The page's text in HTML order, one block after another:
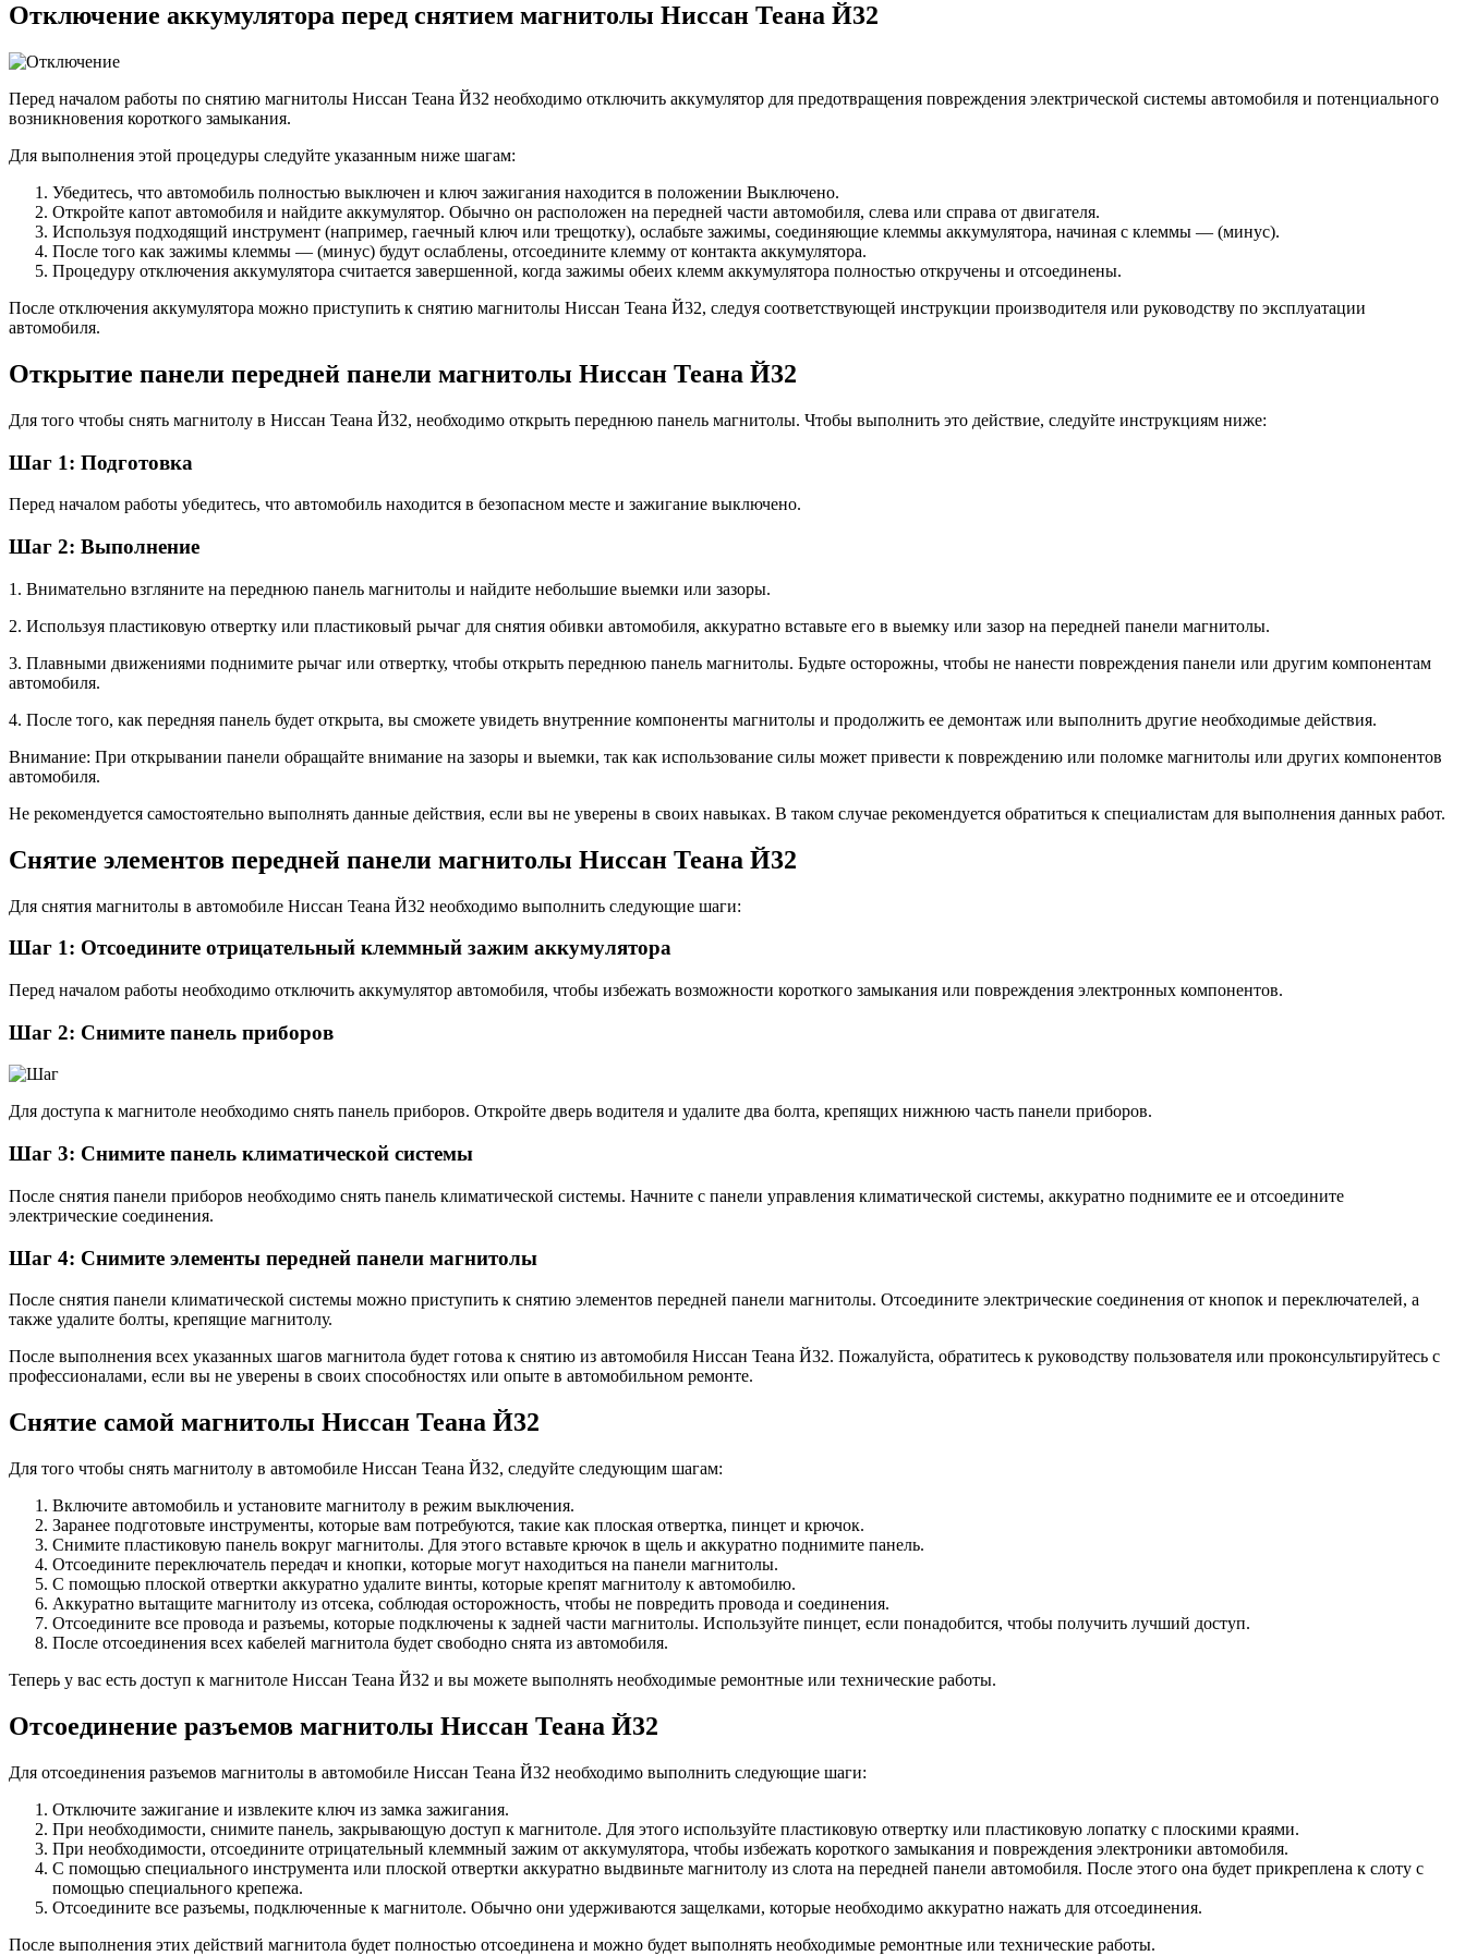
Отключение аккумулятора перед снятием магнитолы Ниссан Теана Й32
Перед началом работы по снятию магнитолы Ниссан Теана Й32 необходимо отключить аккумулятор для предотвращения повреждения электрической системы автомобиля и потенциального
возникновения короткого замыкания.
Для выполнения этой процедуры следуйте указанным ниже шагам:
Убедитесь, что автомобиль полностью выключен и ключ зажигания находится в положении Выключено.
Откройте капот автомобиля и найдите аккумулятор. Обычно он расположен на передней части автомобиля, слева или справа от двигателя.
Используя подходящий инструмент (например, гаечный ключ или трещотку), ослабьте зажимы, соединяющие клеммы аккумулятора, начиная с клеммы — (минус).
После того как зажимы клеммы — (минус) будут ослаблены, отсоедините клемму от контакта аккумулятора.
Процедуру отключения аккумулятора считается завершенной, когда зажимы обеих клемм аккумулятора полностью откручены и отсоединены.
После отключения аккумулятора можно приступить к снятию магнитолы Ниссан Теана Й32, следуя соответствующей инструкции производителя или руководству по эксплуатации
автомобиля.
Открытие панели передней панели магнитолы Ниссан Теана Й32
Для того чтобы снять магнитолу в Ниссан Теана Й32, необходимо открыть переднюю панель магнитолы. Чтобы выполнить это действие, следуйте инструкциям ниже:
Шаг 1: Подготовка
Перед началом работы убедитесь, что автомобиль находится в безопасном месте и зажигание выключено.
Шаг 2: Выполнение
1. Внимательно взгляните на переднюю панель магнитолы и найдите небольшие выемки или зазоры.
2. Используя пластиковую отвертку или пластиковый рычаг для снятия обивки автомобиля, аккуратно вставьте его в выемку или зазор на передней панели магнитолы.
3. Плавными движениями поднимите рычаг или отвертку, чтобы открыть переднюю панель магнитолы. Будьте осторожны, чтобы не нанести повреждения панели или другим компонентам
автомобиля.
4. После того, как передняя панель будет открыта, вы сможете увидеть внутренние компоненты магнитолы и продолжить ее демонтаж или выполнить другие необходимые действия.
Внимание: При открывании панели обращайте внимание на зазоры и выемки, так как использование силы может привести к повреждению или поломке магнитолы или других компонентов
автомобиля.
Не рекомендуется самостоятельно выполнять данные действия, если вы не уверены в своих навыках. В таком случае рекомендуется обратиться к специалистам для выполнения данных работ.
Снятие элементов передней панели магнитолы Ниссан Теана Й32
Для снятия магнитолы в автомобиле Ниссан Теана Й32 необходимо выполнить следующие шаги:
Шаг 1: Отсоедините отрицательный клеммный зажим аккумулятора
Перед началом работы необходимо отключить аккумулятор автомобиля, чтобы избежать возможности короткого замыкания или повреждения электронных компонентов.
Шаг 2: Снимите панель приборов
Для доступа к магнитоле необходимо снять панель приборов. Откройте дверь водителя и удалите два болта, крепящих нижнюю часть панели приборов.
Шаг 3: Снимите панель климатической системы
После снятия панели приборов необходимо снять панель климатической системы. Начните с панели управления климатической системы, аккуратно поднимите ее и отсоедините
электрические соединения.
Шаг 4: Снимите элементы передней панели магнитолы
После снятия панели климатической системы можно приступить к снятию элементов передней панели магнитолы. Отсоедините электрические соединения от кнопок и переключателей, а
также удалите болты, крепящие магнитолу.
После выполнения всех указанных шагов магнитола будет готова к снятию из автомобиля Ниссан Теана Й32. Пожалуйста, обратитесь к руководству пользователя или проконсультируйтесь с
профессионалами, если вы не уверены в своих способностях или опыте в автомобильном ремонте.
Снятие самой магнитолы Ниссан Теана Й32
Для того чтобы снять магнитолу в автомобиле Ниссан Теана Й32, следуйте следующим шагам:
Включите автомобиль и установите магнитолу в режим выключения.
Заранее подготовьте инструменты, которые вам потребуются, такие как плоская отвертка, пинцет и крючок.
Снимите пластиковую панель вокруг магнитолы. Для этого вставьте крючок в щель и аккуратно поднимите панель.
Отсоедините переключатель передач и кнопки, которые могут находиться на панели магнитолы.
С помощью плоской отвертки аккуратно удалите винты, которые крепят магнитолу к автомобилю.
Аккуратно вытащите магнитолу из отсека, соблюдая осторожность, чтобы не повредить провода и соединения.
Отсоедините все провода и разъемы, которые подключены к задней части магнитолы. Используйте пинцет, если понадобится, чтобы получить лучший доступ.
После отсоединения всех кабелей магнитола будет свободно снята из автомобиля.
Теперь у вас есть доступ к магнитоле Ниссан Теана Й32 и вы можете выполнять необходимые ремонтные или технические работы.
Отсоединение разъемов магнитолы Ниссан Теана Й32
Для отсоединения разъемов магнитолы в автомобиле Ниссан Теана Й32 необходимо выполнить следующие шаги:
Отключите зажигание и извлеките ключ из замка зажигания.
При необходимости, снимите панель, закрывающую доступ к магнитоле. Для этого используйте пластиковую отвертку или пластиковую лопатку с плоскими краями.
При необходимости, отсоедините отрицательный клеммный зажим от аккумулятора, чтобы избежать короткого замыкания и повреждения электроники автомобиля.
С помощью специального инструмента или плоской отвертки аккуратно выдвиньте магнитолу из слота на передней панели автомобиля. После этого она будет прикреплена к слоту с
помощью специального крепежа.
Отсоедините все разъемы, подключенные к магнитоле. Обычно они удерживаются защелками, которые необходимо аккуратно нажать для отсоединения.
После выполнения этих действий магнитола будет полностью отсоединена и можно будет выполнять необходимые ремонтные или технические работы.